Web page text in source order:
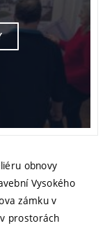
obnovy
Vysokého
zámku v
prostorách